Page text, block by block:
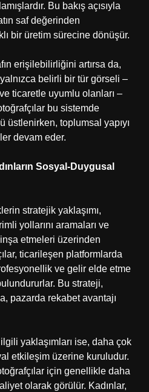
Bu bakış açısıyla
saf değerinden
bir üretim sürecine dönüşür.
erişilebilirliğini artırsa da,
belirli bir tür görseli –
ticaretle uyumlu olanları –
bu sistemde
üstlenirken, toplumsal yapıyı
devam eder.
Sosyal-Duygusal
stratejik yaklaşımı,
yollarını aramaları ve
etmeleri üzerinden
ticarileşen platformlarda
ve gelir elde etme
Bu strateji,
pazarda rekabet avantajı
ilgili yaklaşımları ise, daha çok
etkileşim üzerine kuruludur.
için genellikle daha
olarak görülür. Kadınlar,